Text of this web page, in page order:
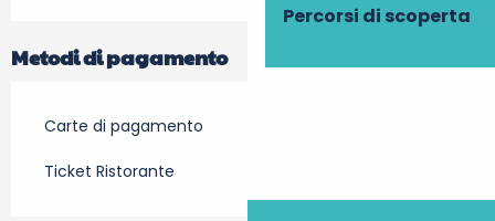
Percorsi di scoperta
Metodi di pagamento
Carte di pagamento
Ticket Ristorante